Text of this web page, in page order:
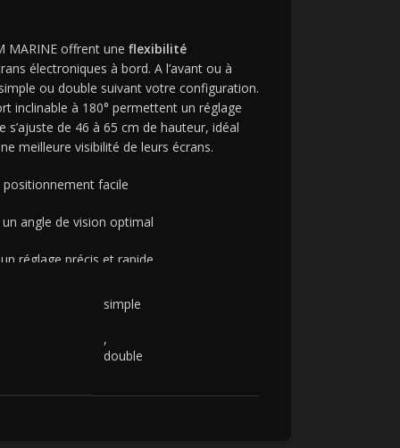
MARINE offrent une flexibilité
électroniques à bord. A l’avant ou à
ou double suivant votre configuration.
inclinable à 180° permettent un réglage
de 46 à 65 cm de hauteur, idéal
meilleure visibilité de leurs écrans.
positionnement facile
angle de vision optimal
réglage précis et rapide
avec visserie inox pour une résistance
simple
,
double